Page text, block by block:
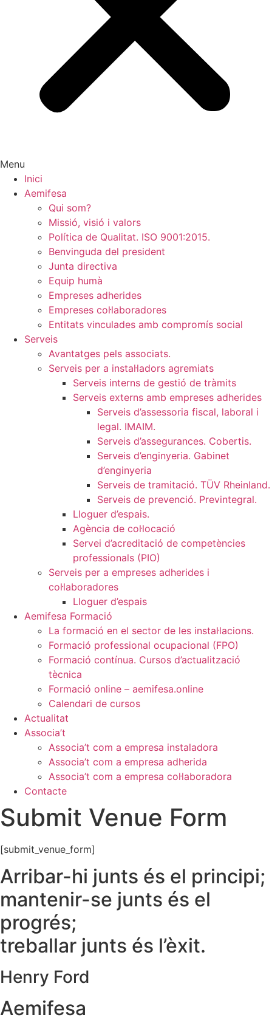
Menu
Inici
Aemifesa
Qui som?
Missió, visió i valors
Política de Qualitat. ISO 9001:2015.
Benvinguda del president
Junta directiva
Equip humà
Empreses adherides
Empreses col·laboradores
Entitats vinculades amb compromís social
Serveis
Avantatges pels associats.
Serveis per a instal·ladors agremiats
Serveis interns de gestió de tràmits
Serveis externs amb empreses adherides
Serveis d’assessoria fiscal, laboral i
legal. IMAIM.
Serveis d’assegurances. Cobertis.
Serveis d’enginyeria. Gabinet
d’enginyeria
Serveis de tramitació. TÜV Rheinland.
Serveis de prevenció. Previntegral.
Lloguer d’espais.
Agència de col·locació
Servei d’acreditació de competències
professionals (PIO)
Serveis per a empreses adherides i
col·laboradores
Lloguer d’espais
Aemifesa Formació
La formació en el sector de les instal·lacions.
Formació professional ocupacional (FPO)
Formació contínua. Cursos d’actualització
tècnica
Formació online – aemifesa.online
Calendari de cursos
Actualitat
Associa’t
Associa’t com a empresa instaladora
Associa’t com a empresa adherida
Associa’t com a empresa col·laboradora
Contacte
Submit Venue Form
[submit_venue_form]
Arribar-hi junts és el principi;
mantenir-se junts és el
progrés;
treballar junts és l’èxit.
Henry Ford
Aemifesa